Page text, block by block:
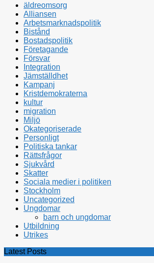
äldreomsorg
Alliansen
Arbetsmarknadspolitik
Bistånd
Bostadspolitik
Företagande
Försvar
Integration
Jämställdhet
Kampanj
Kristdemokraterna
kultur
migration
Miljö
Okategoriserade
Personligt
Politiska tankar
Rättsfrågor
Sjukvård
Skatter
Sociala medier i politiken
Stockholm
Uncategorized
Ungdomar
barn och ungdomar
Utbildning
Utrikes
Latest Posts